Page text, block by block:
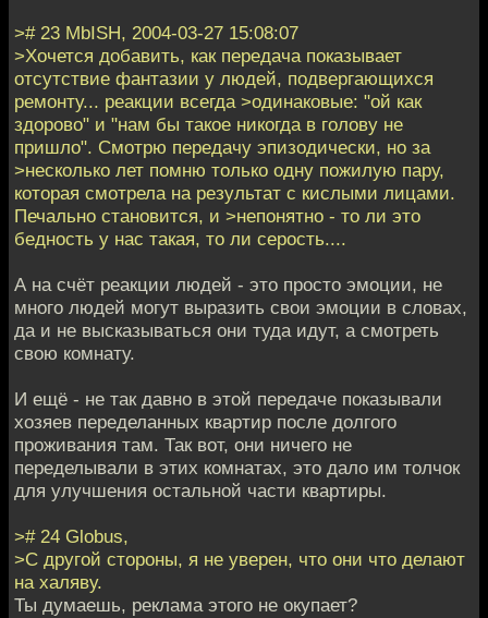
># 23 MbISH, 2004-03-27 15:08:07
>Хочется добавить, как передача показывает
отсутствие фантазии у людей, подвергающихся
ремонту... реакции всегда >одинаковые: "ой как
здорово" и "нам бы такое никогда в голову не
пришло". Смотрю передачу эпизодически, но за
>несколько лет помню только одну пожилую пару,
которая смотрела на результат с кислыми лицами.
Печально становится, и >непонятно - то ли это
бедность у нас такая, то ли серость....
А на счёт реакции людей - это просто эмоции, не
много людей могут выразить свои эмоции в словах,
да и не высказываться они туда идут, а смотреть
свою комнату.
И ещё - не так давно в этой передаче показывали
хозяев переделанных квартир после долгого
проживания там. Так вот, они ничего не
переделывали в этих комнатах, это дало им толчок
для улучшения остальной части квартиры.
># 24 Globus,
>С другой стороны, я не уверен, что они что делают
на халяву.
Ты думаешь, реклама этого не окупает?